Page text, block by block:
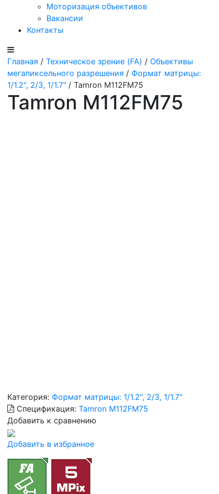
Моторизация объективов
Вакансии
Контакты
Главная / Техническое зрение (FA) / Объективы
мегапиксельного разрешения / Формат матрицы:
1/1.2", 2/3, 1/1.7" / Tamron M112FM75
Tamron M112FM75
Категория: Формат матрицы: 1/1.2", 2/3, 1/1.7"
Спецификация: Tamron M112FM75
Добавить к сравнению
Добавить в избранное